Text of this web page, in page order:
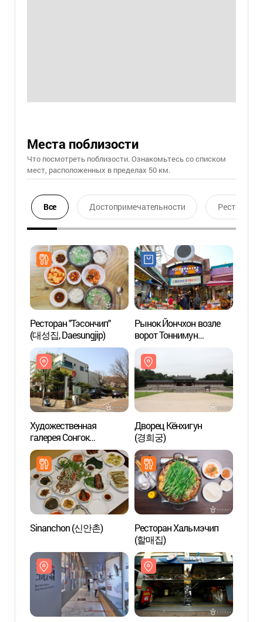
Места поблизости
Что посмотреть поблизости. Ознакомьтесь со списком
мест, расположенных в пределах 50 км.
Все Достопримечательности Ресторан
Ресторан "Тэсончип"
(대성집, Daesungjip)
Рынок Йончхон возле
ворот Тоннимун
Художественная
галерея Сонгок
(성곡미술관)
Дворец Кёнхигун
(경희궁)
Sinanchon (신안촌)
Ресторан Хальмэчип
(할매집)